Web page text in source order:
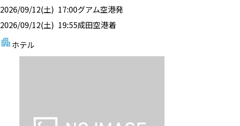
2026/09/12(土) 17:00グアム空港発
2026/09/12(土) 19:55成田空港着
ホテル